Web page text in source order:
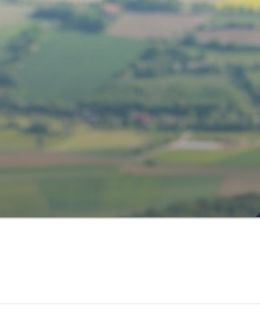
Zum
Inhalt